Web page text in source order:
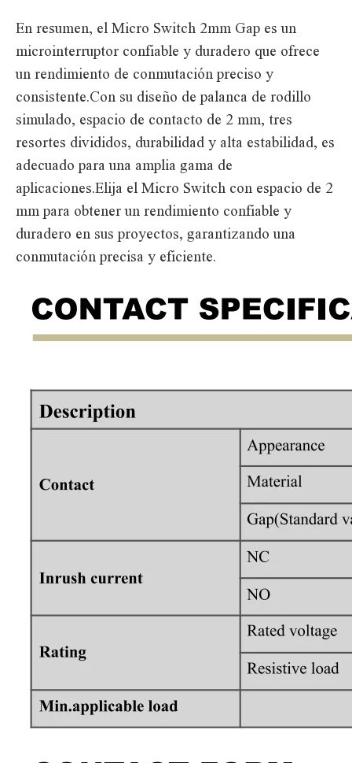
En resumen, el Micro Switch 2mm Gap es un
microinterruptor confiable y duradero que ofrece
un rendimiento de conmutación preciso y
consistente.Con su diseño de palanca de rodillo
simulado, espacio de contacto de 2 mm, tres
resortes divididos, durabilidad y alta estabilidad, es
adecuado para una amplia gama de
aplicaciones.Elija el Micro Switch con espacio de 2
mm para obtener un rendimiento confiable y
duradero en sus proyectos, garantizando una
conmutación precisa y eficiente.